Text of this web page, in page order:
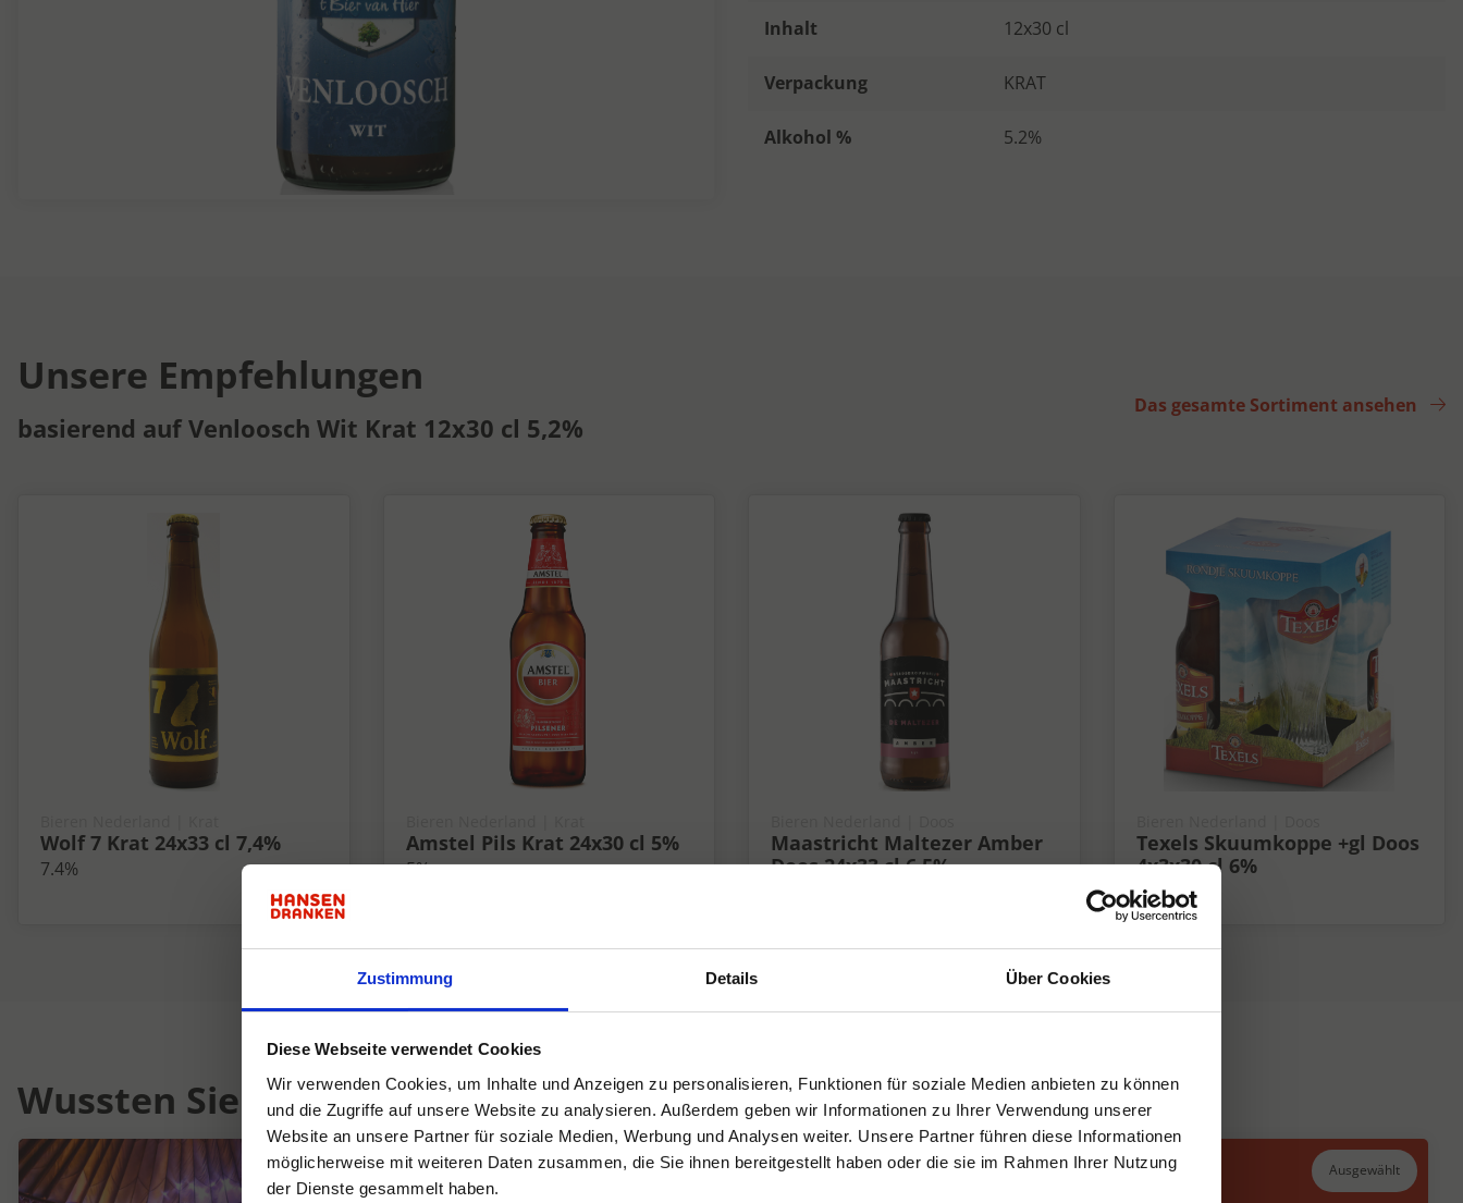
Zustimmung Details Über Cookies
Diese Webseite verwendet Cookies
Wir verwenden Cookies, um Inhalte und Anzeigen zu personalisieren, Funktionen für soziale Medien anbieten zu können
und die Zugriffe auf unsere Website zu analysieren. Außerdem geben wir Informationen zu Ihrer Verwendung unserer
Website an unsere Partner für soziale Medien, Werbung und Analysen weiter. Unsere Partner führen diese Informationen
möglicherweise mit weiteren Daten zusammen, die Sie ihnen bereitgestellt haben oder die sie im Rahmen Ihrer Nutzung
der Dienste gesammelt haben.
Inhalt 12x30 cl
Verpackung KRAT
Alkohol % 5.2%
Unsere Empfehlungen
basierend auf Venloosch Wit Krat 12x30 cl 5,2%
Das gesamte Sortiment ansehen
Wolf 7 Krat 24x33 cl 7,4%
7.4%
Amstel Pils Krat 24x30 cl 5%
5%
Maastricht Maltezer Amber
Doos 24x33 cl 6,5%
Texels Skuumkoppe +gl Doos
4x3x30 cl 6%
6%
Wussten Sie schon...
Ausgewählt